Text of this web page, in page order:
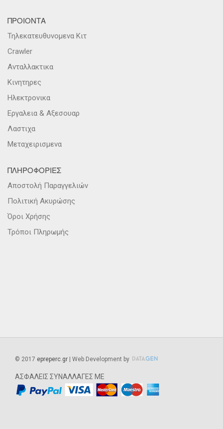
ΠΡΟΙΟΝΤΑ
Τηλεκατευθυνομενα Κιτ
Crawler
Ανταλλακτικα
Κινητηρες
Ηλεκτρονικα
Εργαλεια & Αξεσουαρ
Λαστιχα
Μεταχειρισμενα
ΠΛΗΡΟΦΟΡΙΕΣ
Αποστολή Παραγγελιών
Πολιτική Ακυρώσης
Όροι Χρήσης
Τρόποι Πληρωμής
© 2017 epreperc.gr | Web Development by
ΑΣΦΑΛΕΙΣ ΣΥΝΑΛΛΑΓΕΣ ΜΕ